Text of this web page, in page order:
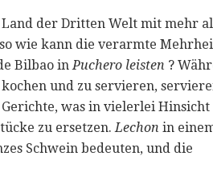
der Dritten Welt mit mehr
wie kann die verarmte
Bilbao in Puchero leisten ?
und zu servieren,
was in vielerlei
zu ersetzen. Lechon in
Schwein bedeuten, und die